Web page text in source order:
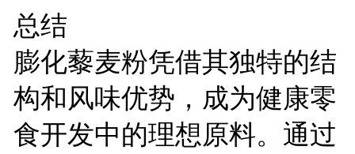
总结
膨化藜麦粉凭借其独特的结
构和风味优势，成为健康零
食开发中的理想原料。通过